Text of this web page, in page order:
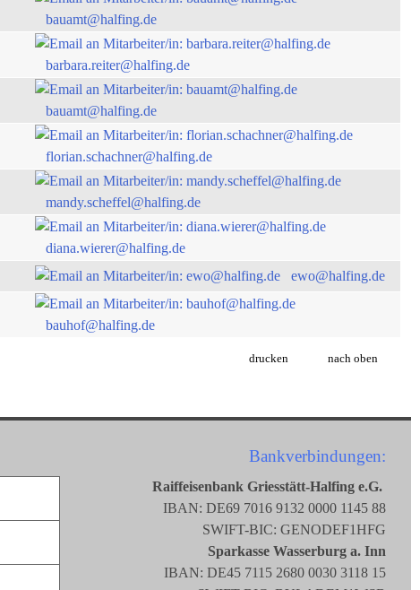
bauamt@halfing.de
barbara.reiter@halfing.de
bauamt@halfing.de
florian.schachner@halfing.de
mandy.scheffel@halfing.de
diana.wierer@halfing.de
ewo@halfing.de
bauhof@halfing.de
drucken nach oben
Bankverbindungen:
Raiffeisenbank Griesstätt-Halfing e.G.
IBAN: DE69 7016 9132 0000 1145 88
SWIFT-BIC: GENODEF1HFG
Sparkasse Wasserburg a. Inn
IBAN: DE45 7115 2680 0030 3118 15